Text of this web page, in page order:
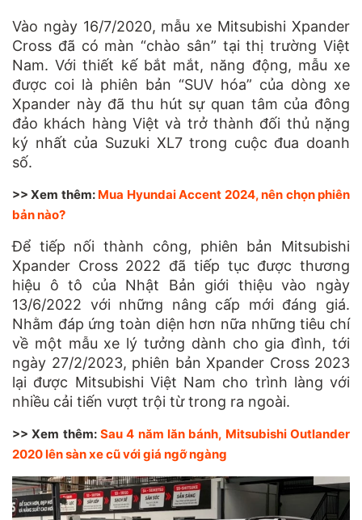
Vào ngày 16/7/2020, mẫu xe Mitsubishi Xpander
Cross đã có màn “chào sân” tại thị trường Việt
Nam. Với thiết kế bắt mắt, năng động, mẫu xe
được coi là phiên bản “SUV hóa” của dòng xe
Xpander này đã thu hút sự quan tâm của đông
đảo khách hàng Việt và trở thành đối thủ nặng
ký nhất của Suzuki XL7 trong cuộc đua doanh
số.
>> Xem thêm: Mua Hyundai Accent 2024, nên chọn phiên
bản nào?
Để tiếp nối thành công, phiên bản Mitsubishi
Xpander Cross 2022 đã tiếp tục được thương
hiệu ô tô của Nhật Bản giới thiệu vào ngày
13/6/2022 với những nâng cấp mới đáng giá.
Nhằm đáp ứng toàn diện hơn nữa những tiêu chí
về một mẫu xe lý tưởng dành cho gia đình, tới
ngày 27/2/2023, phiên bản Xpander Cross 2023
lại được Mitsubishi Việt Nam cho trình làng với
nhiều cải tiến vượt trội từ trong ra ngoài.
>> Xem thêm: Sau 4 năm lăn bánh, Mitsubishi Outlander
2020 lên sàn xe cũ với giá ngỡ ngàng